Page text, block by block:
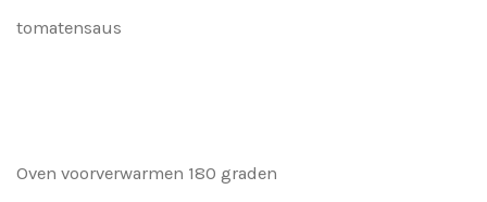
tomatensaus
Oven voorverwarmen 180 graden